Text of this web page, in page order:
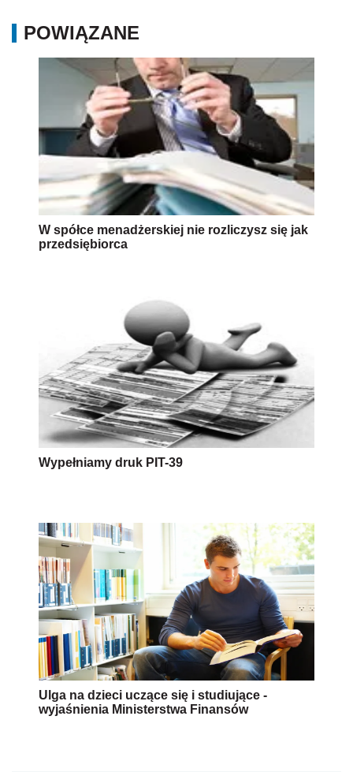
POWIĄZANE
W spółce menadżerskiej nie rozliczysz się jak
przedsiębiorca
Wypełniamy druk PIT-39
Ulga na dzieci uczące się i studiujące -
wyjaśnienia Ministerstwa Finansów